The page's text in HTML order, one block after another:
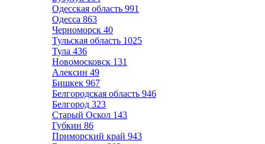
Одесская область 991
Одесса 863
Черноморск 40
Тульская область 1025
Тула 436
Новомосковск 131
Алексин 49
Бишкек 967
Белгородская область 946
Белгород 323
Старый Оскол 143
Губкин 86
Приморский край 943